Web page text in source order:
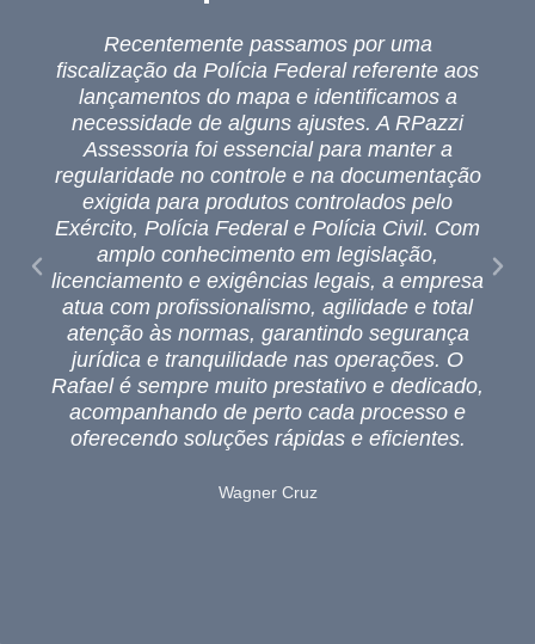
Recentemente passamos por uma
fiscalização da Polícia Federal referente aos
lançamentos do mapa e identificamos a
necessidade de alguns ajustes. A RPazzi
Assessoria foi essencial para manter a
regularidade no controle e na documentação
exigida para produtos controlados pelo
Exército, Polícia Federal e Polícia Civil. Com
amplo conhecimento em legislação,
licenciamento e exigências legais, a empresa
atua com profissionalismo, agilidade e total
atenção às normas, garantindo segurança
jurídica e tranquilidade nas operações. O
Rafael é sempre muito prestativo e dedicado,
acompanhando de perto cada processo e
oferecendo soluções rápidas e eficientes.
Wagner Cruz